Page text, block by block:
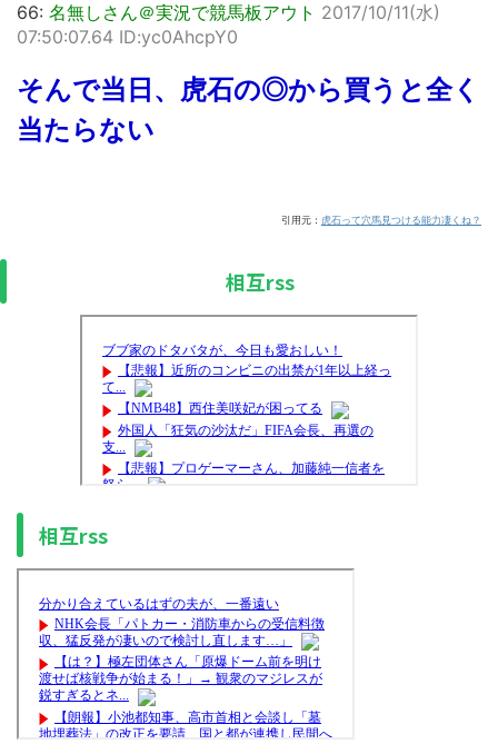
66: 名無しさん＠実況で競馬板アウト 2017/10/11(水)
07:50:07.64 ID:yc0AhcpY0
そんで当日、虎石の◎から買うと全く
当たらない
引用元： 虎石って穴馬見つける能力凄くね？
相互rss
相互rss